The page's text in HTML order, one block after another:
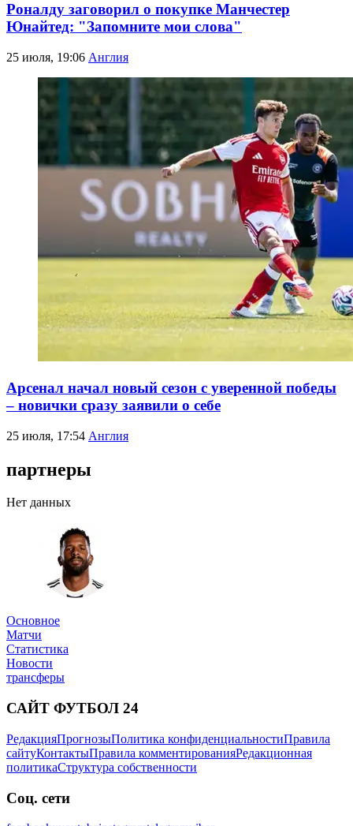
Роналду заговорил о покупке Манчестер
Юнайтед: "Запомните мои слова"
25 июля, 19:06 Англия
Арсенал начал новый сезон с уверенной победы
– новички сразу заявили о себе
25 июля, 17:54 Англия
партнеры
Нет данных
Основное
Матчи
Статистика
Новости
трансферы
САЙТ ФУТБОЛ 24
РедакцияПрогнозыПолитика конфиденциальностиПравила
сайтуКонтактыПравила комментированияРедакционная
политикаСтруктура собственности
Соц. сети